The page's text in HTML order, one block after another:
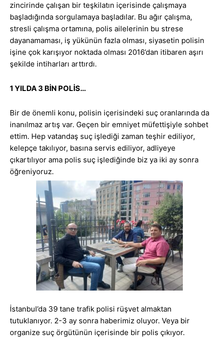
zincirinde çalışan bir teşkilatın içerisinde çalışmaya
başladığında sorgulamaya başladılar. Bu ağır çalışma,
stresli çalışma ortamına, polis ailelerinin bu strese
dayanamaması, iş yükünün fazla olması, siyasetin polisin
işine çok karışıyor noktada olması 2016’dan itibaren aşırı
şekilde intiharları arttırdı.
1 YILDA 3 BİN POLİS…
Bir de önemli konu, polisin içerisindeki suç oranlarında da
inanılmaz artış var. Geçen bir emniyet müfettişiyle sohbet
ettim. Hep vatandaş suç işlediği zaman teşhir ediliyor,
kelepçe takılıyor, basına servis ediliyor, adliyeye
çıkartılıyor ama polis suç işlediğinde biz ya iki ay sonra
öğreniyoruz.
İstanbul’da 39 tane trafik polisi rüşvet almaktan
tutuklanıyor. 2-3 ay sonra haberimiz oluyor. Veya bir
organize suç örgütünün içerisinde bir polis çıkıyor.